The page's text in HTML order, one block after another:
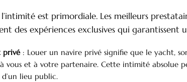
l’intimité est primordiale. Les meilleurs
des expériences exclusives qui garantissent
privé: Louer un navire privé signifie que le yacht,
vous et à votre partenaire. Cette intimité absolue
lieu public.